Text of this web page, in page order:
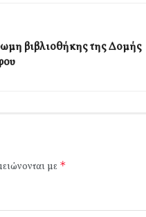
βιβλιοθήκης της Δομής
με *